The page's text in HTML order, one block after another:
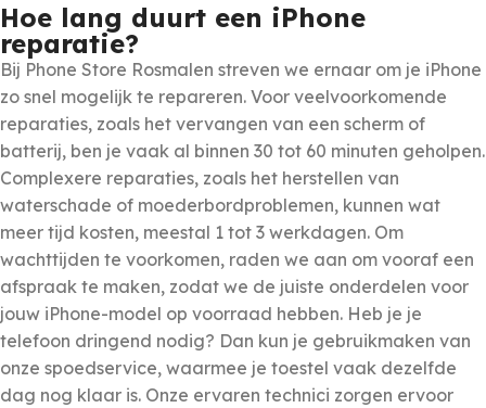
Hoe lang duurt een iPhone
reparatie?
Bij Phone Store Rosmalen streven we ernaar om je iPhone
zo snel mogelijk te repareren. Voor veelvoorkomende
reparaties, zoals het vervangen van een scherm of
batterij, ben je vaak al binnen 30 tot 60 minuten geholpen.
Complexere reparaties, zoals het herstellen van
waterschade of moederbordproblemen, kunnen wat
meer tijd kosten, meestal 1 tot 3 werkdagen. Om
wachttijden te voorkomen, raden we aan om vooraf een
afspraak te maken, zodat we de juiste onderdelen voor
jouw iPhone-model op voorraad hebben. Heb je je
telefoon dringend nodig? Dan kun je gebruikmaken van
onze spoedservice, waarmee je toestel vaak dezelfde
dag nog klaar is. Onze ervaren technici zorgen ervoor